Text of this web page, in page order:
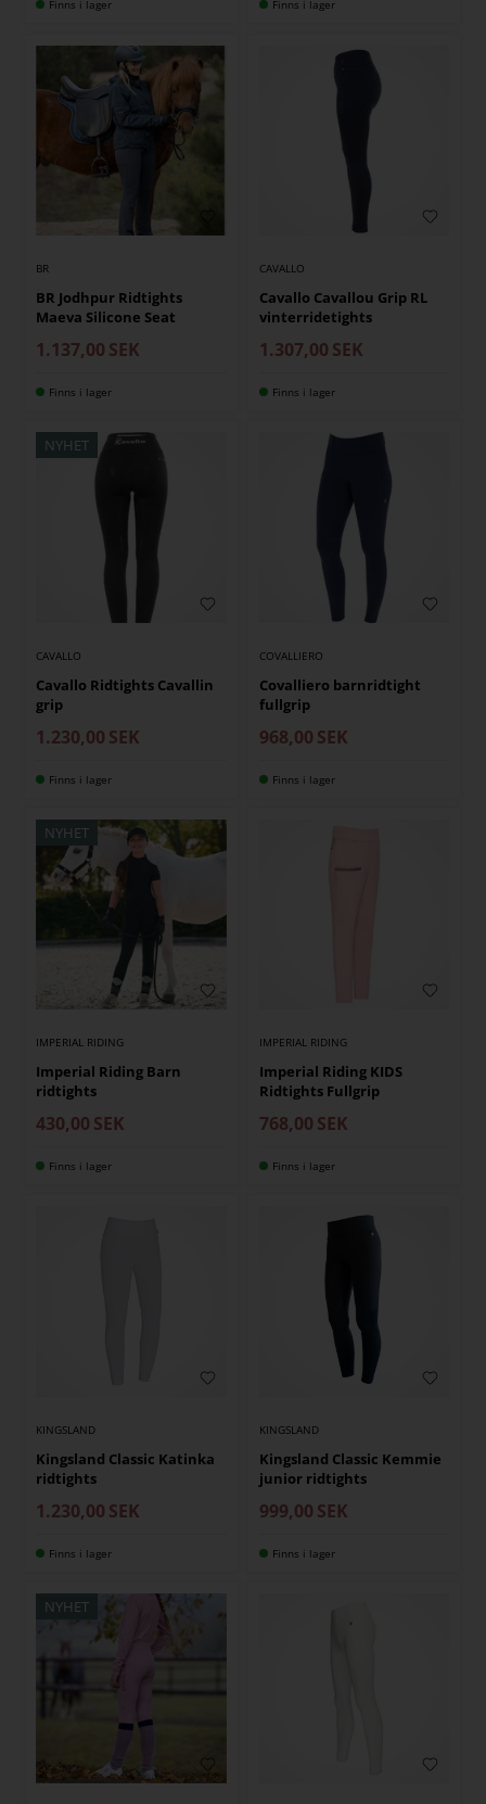
Finns i lager Finns i lager
BR
BR Jodhpur Ridtights
Maeva Silicone Seat
1.137,00 SEK
Finns i lager
CAVALLO
Cavallo Cavallou Grip RL
vinterridetights
1.307,00 SEK
Finns i lager
NYHET
CAVALLO
Cavallo Ridtights Cavallin
grip
1.230,00 SEK
Finns i lager
COVALLIERO
Covalliero barnridtight
fullgrip
968,00 SEK
Finns i lager
NYHET
IMPERIAL RIDING
Imperial Riding Barn
ridtights
430,00 SEK
Finns i lager
IMPERIAL RIDING
Imperial Riding KIDS
Ridtights Fullgrip
768,00 SEK
Finns i lager
KINGSLAND
Kingsland Classic Katinka
ridtights
1.230,00 SEK
Finns i lager
KINGSLAND
Kingsland Classic Kemmie
junior ridtights
999,00 SEK
Finns i lager
NYHET